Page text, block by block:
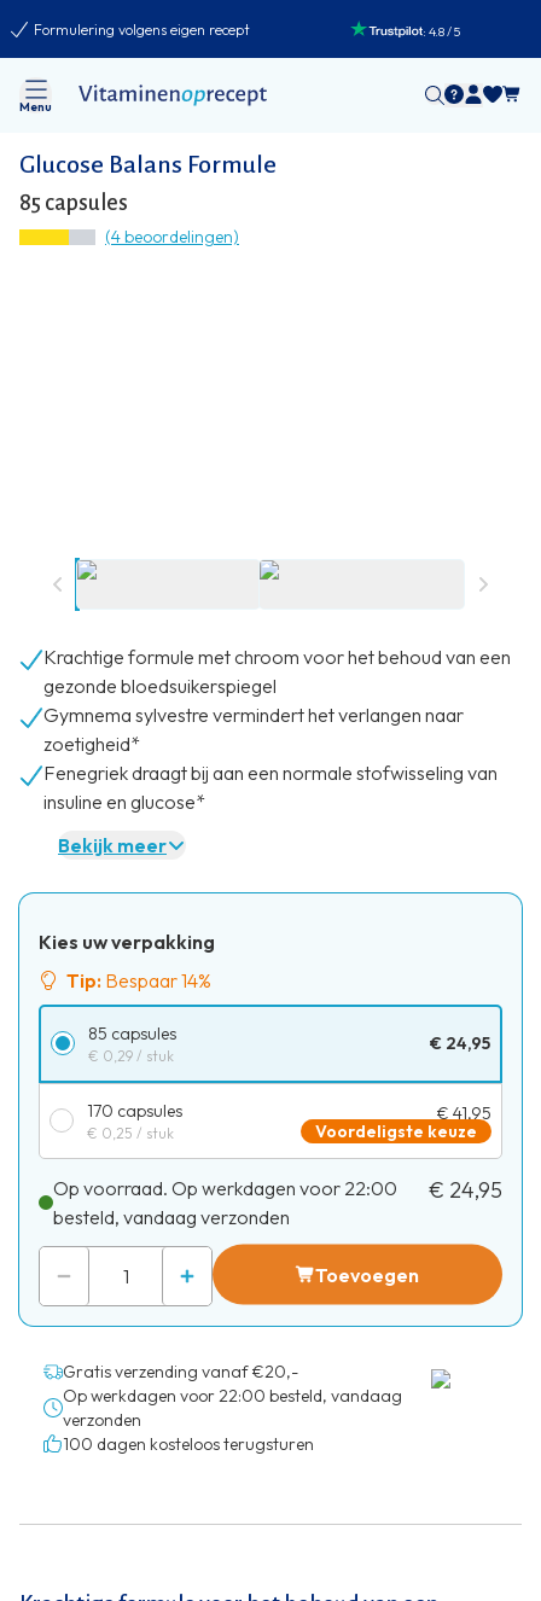
Formulering volgens eigen recept :4.8/5
Menu
Glucose Balans Formule
85 capsules
(4 beoordelingen)
Krachtige formule met chroom voor het behoud van een
gezonde bloedsuikerspiegel
Gymnema sylvestre vermindert het verlangen naar
zoetigheid*
Fenegriek draagt bij aan een normale stofwisseling van
insuline en glucose*
Bekijk meer
Kies uw verpakking
Tip: Bespaar 14%
85 capsules
€ 0,29 / stuk
€ 24,95
170 capsules
€ 0,25 / stuk
€ 41,95
Voordeligste keuze
Op voorraad. Op werkdagen voor 22:00
besteld, vandaag verzonden
€ 24,95
Toevoegen
Gratis verzending vanaf €20,-
Op werkdagen voor 22:00 besteld, vandaag
verzonden
100 dagen kosteloos terugsturen